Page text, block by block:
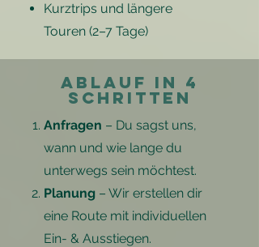
Kurztrips und längere
Touren (2–7 Tage)
Ablauf in 4
Schritten
Anfragen – Du sagst uns,
wann und wie lange du
unterwegs sein möchtest.
Planung – Wir erstellen dir
eine Route mit individuellen
Ein- & Ausstiegen.